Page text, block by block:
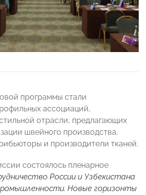
программы стали
ассоциаций,
отрасли, предлагающих
швейного производства,
и производители тканей.
состоялось пленарное
России и Узбекистана
Новые горизонты